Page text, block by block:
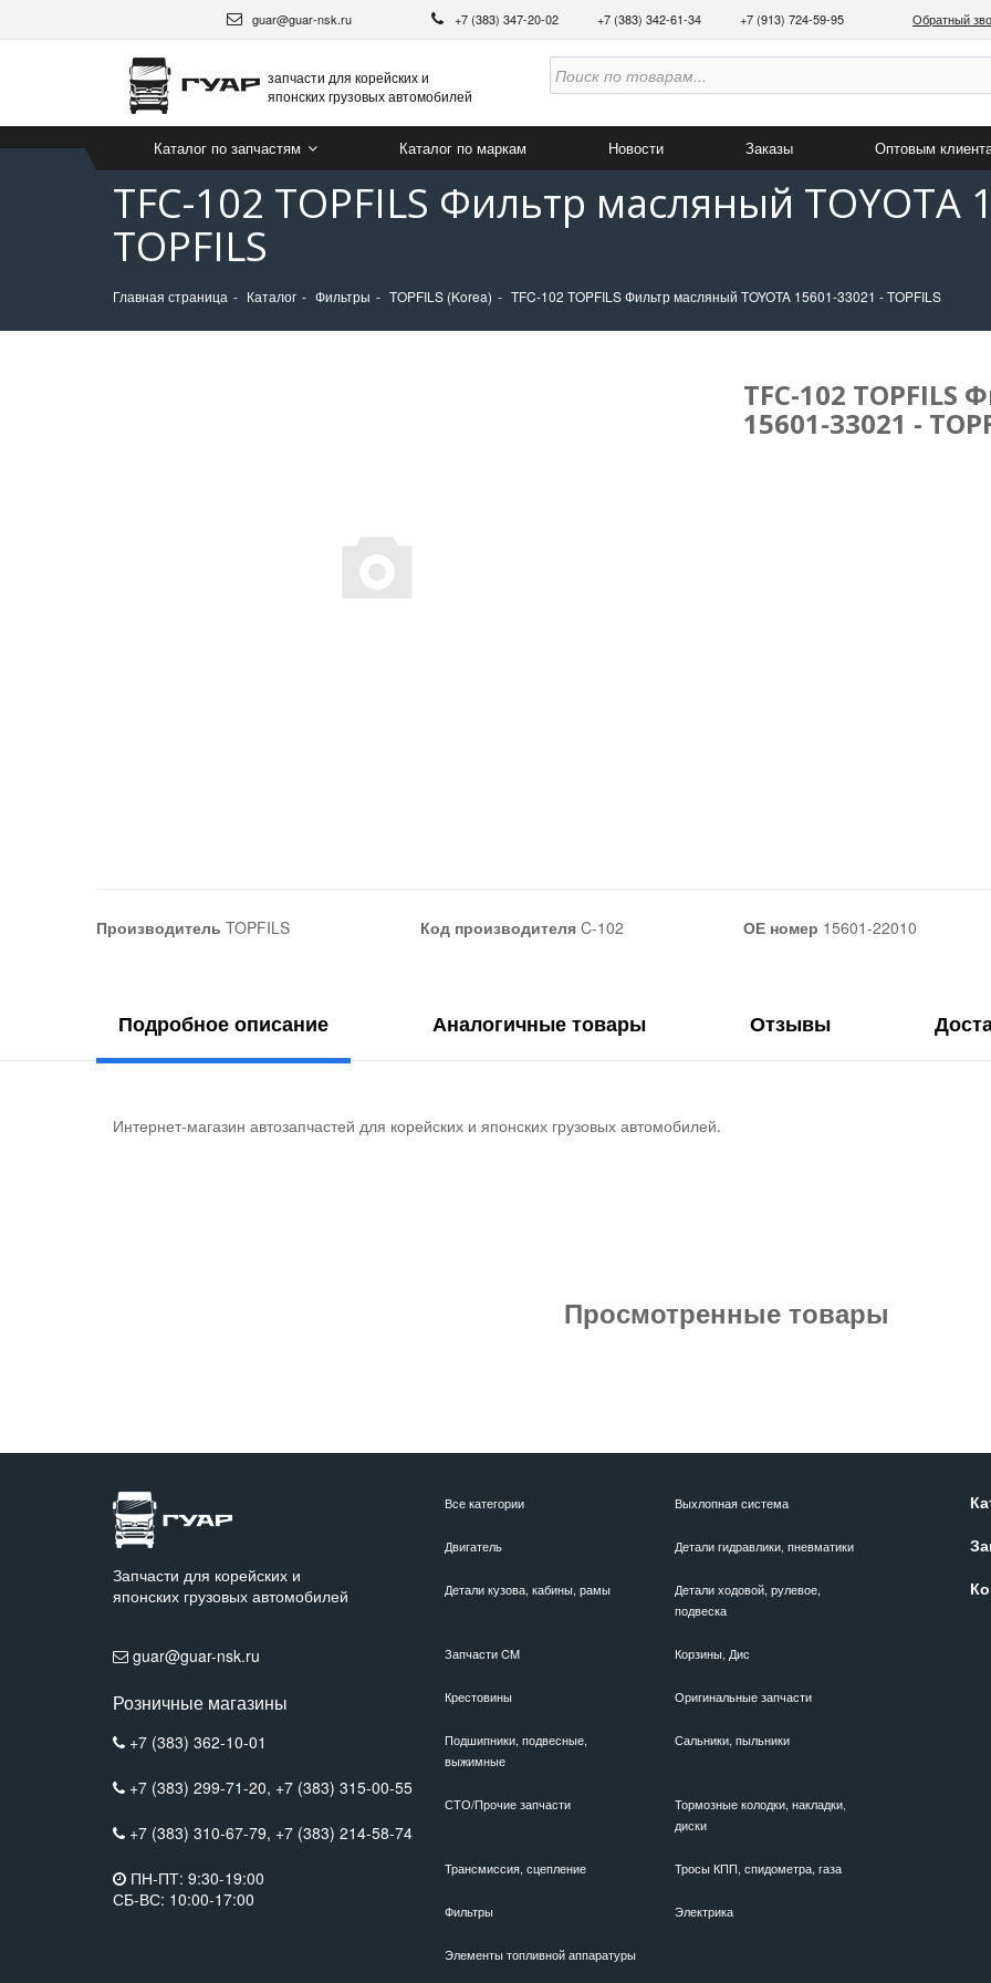
guar@guar-nsk.ru +7 (383) 347-20-02 +7 (383) 342-61-34 +7 (913) 724-59-95 Обратный
запчасти для корейских и
японских грузовых автомобилей
Каталог по запчастям Каталог по маркам Новости Заказы Оптовым
TFC-102 TOPFILS Фильтр масляный TOYOTA
TOPFILS
Главная страница Каталог Фильтры TOPFILS (Korea) TFC-102 TOPFILS Фильтр масляный TOYOTA 15601-33021 - TOPFILS
TFC-102
15601-33021 -
Производитель TOPFILS Код производителяC-102 ОЕ номер 15601-22010
Подробное описание Аналогичные товары Отзывы
Интернет-магазин автозапчастей для корейских и японских грузовых автомобилей.
Просмотренные товары
Запчасти для корейских и
японских грузовых автомобилей
guar@guar-nsk.ru
Розничные магазины
+7 (383) 362-10-01
+7 (383) 299-71-20, +7 (383) 315-00-55
+7 (383) 310-67-79, +7 (383) 214-58-74
ПН-ПТ: 9:30-19:00
СБ-ВС: 10:00-17:00
Все категории Выхлопная система
Двигатель Детали гидравлики, пневматики
Детали кузова, кабины, рамы
Детали ходовой, рулевое,
подвеска
Запчасти CM Корзины, Дис
Крестовины Оригинальные запчасти
Подшипники, подвесные,
выжимные
Сальники, пыльники
СТО/Прочие запчасти
Тормозные колодки, накладки,
диски
Трансмиссия, сцепление Тросы КПП, спидометра, газа
Фильтры Электрика
Элементы топливной аппаратуры